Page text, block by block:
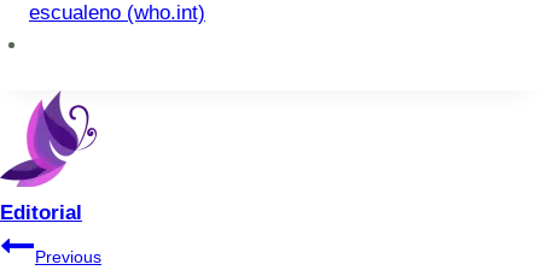
escualeno (who.int)
Editorial
Navegación
Previous